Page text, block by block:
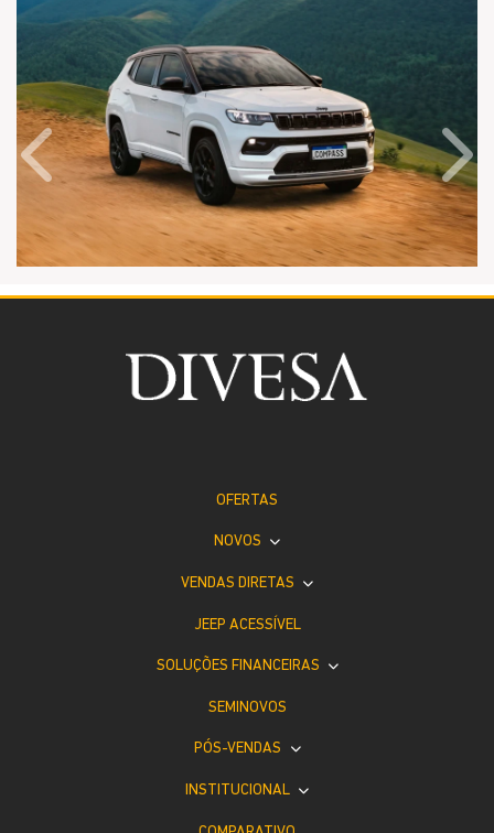
Anterior
OFERTAS
NOVOS
VENDAS DIRETAS
JEEP ACESSÍVEL
SOLUÇÕES FINANCEIRAS
SEMINOVOS
PÓS-VENDAS
INSTITUCIONAL